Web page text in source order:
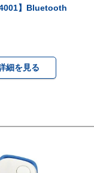
】Bluetooth
細を見る